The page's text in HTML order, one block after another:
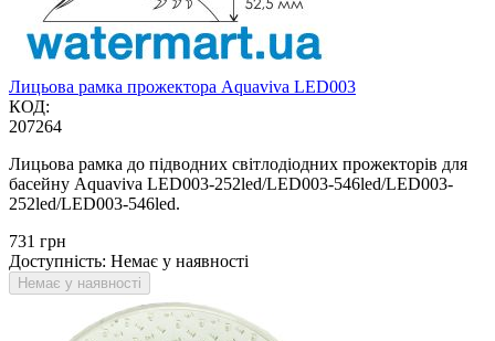
Лицьова рамка прожектора Aquaviva LED003
КОД:
207264
Лицьова рамка до підводних світлодіодних прожекторів для
басейну Aquaviva LED003-252led/LED003-546led/LED003-
252led/LED003-546led.
‍731‍ грн
Доступність: Немає у наявності
Немає у наявності